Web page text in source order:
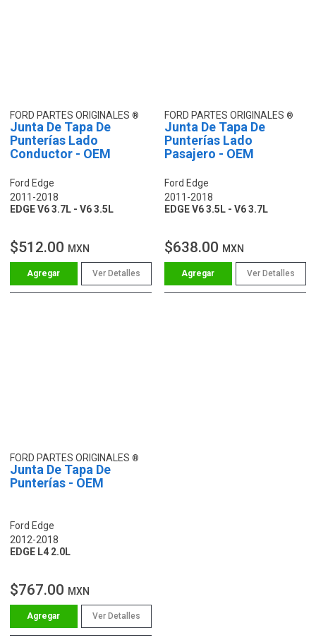
FORD PARTES ORIGINALES
Junta De Tapa De
Punterías Lado
Conductor - OEM
Ford Edge
2011-2018
EDGE V6 3.7L - V6 3.5L
$512.00 MXN
Ver Detalles
FORD PARTES ORIGINALES
Junta De Tapa De
Punterías Lado
Pasajero - OEM
Ford Edge
2011-2018
EDGE V6 3.5L - V6 3.7L
$638.00 MXN
Ver Detalles
FORD PARTES ORIGINALES
Junta De Tapa De
Punterías - OEM
Ford Edge
2012-2018
EDGE L4 2.0L
$767.00 MXN
Ver Detalles